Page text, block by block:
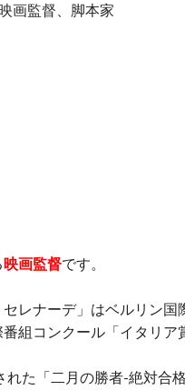
画監督、脚本家
映画監督です。
レナーデ」はベルリン国
組コンクール「イタリア
た「二月の勝者-絶対合